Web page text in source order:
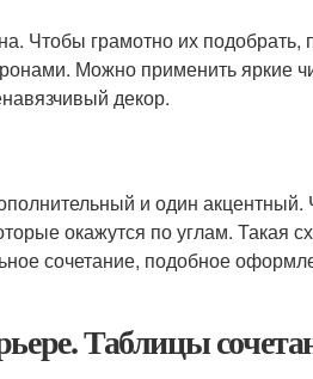
Чтобы грамотно их подобрать,
Можно применить яркие
декор.
и один
окажутся по углам.
сочетание, подобное
Таблицы